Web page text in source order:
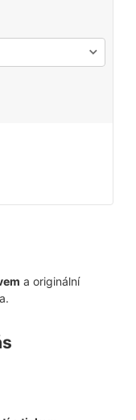
a originální